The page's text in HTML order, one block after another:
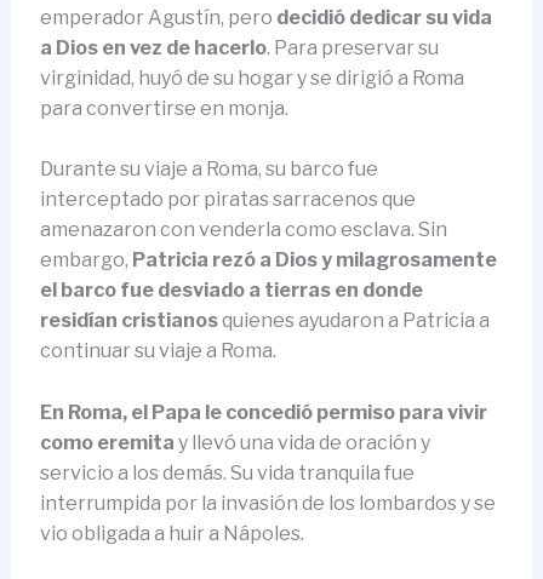
emperador Agustín, pero decidió dedicar su vida
a Dios en vez de hacerlo. Para preservar su
virginidad, huyó de su hogar y se dirigió a Roma
para convertirse en monja.
Durante su viaje a Roma, su barco fue
interceptado por piratas sarracenos que
amenazaron con venderla como esclava. Sin
embargo, Patricia rezó a Dios y milagrosamente
el barco fue desviado a tierras en donde
residían cristianosquienes ayudaron a Patricia a
continuar su viaje a Roma.
En Roma, el Papa le concedió permiso para vivir
como eremita y llevó una vida de oración y
servicio a los demás. Su vida tranquila fue
interrumpida por la invasión de los lombardos y se
vio obligada a huir a Nápoles.